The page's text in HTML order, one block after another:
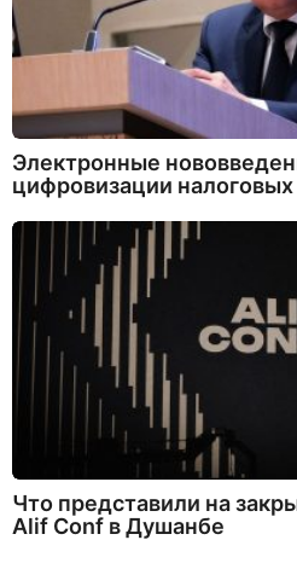
Электронные
цифровизации налоговых
Что представили на
Alif Conf в Душанбе